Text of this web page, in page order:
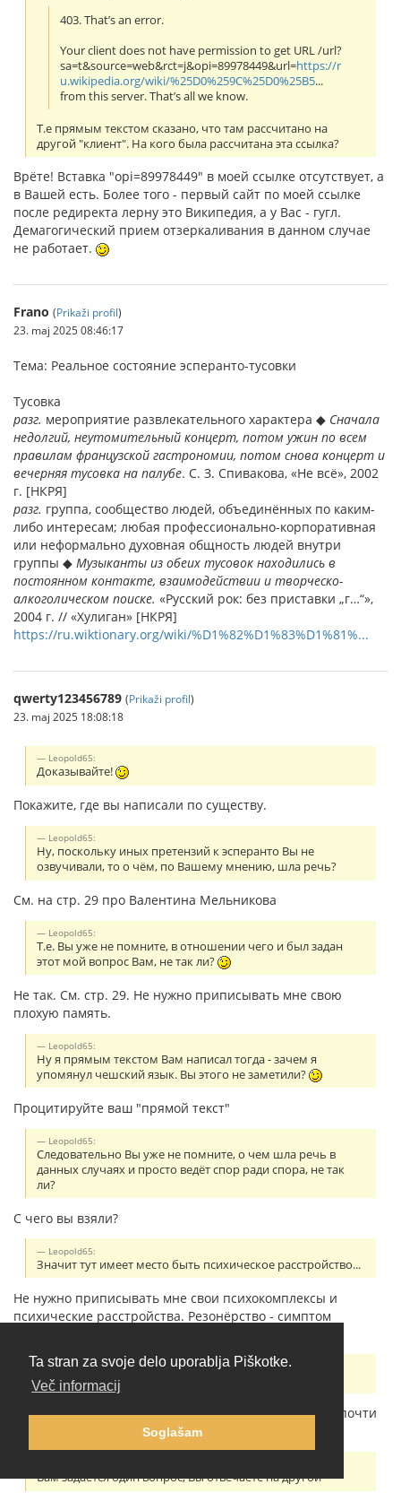
Ta stran za svoje delo uporablja Piškotke.
Več informacij
Soglašam
403. That’s an error.
Your client does not have permission to get URL /url?
sa=t&source=web&rct=j&opi=89978449&url=https://r
u.wikipedia.org/wiki/%25D0%259C%25D0%25B5...
from this server. That’s all we know.
Т.е прямым текстом сказано, что там рассчитано на
другой "клиент". На кого была рассчитана эта ссылка?
Врёте! Вставка "opi=89978449" в моей ссылке отсутствует, а
в Вашей есть. Более того - первый сайт по моей ссылке
после редиректа лерну это Википедия, а у Вас - гугл.
Демагогический прием отзеркаливания в данном случае
не работает.
Frano (Prikaži profil)
23. maj 2025 08:46:17
Тема: Реальное состояние эсперанто-тусовки
Тусовка
разг. мероприятие развлекательного характера ◆ Сначала
недолгий, неутомительный концерт, потом ужин по всем
правилам французской гастрономии, потом снова концерт и
вечерняя тусовка на палубе. С. З. Спивакова, «Не всё», 2002
г. [НКРЯ]
разг. группа, сообщество людей, объединённых по каким-
либо интересам; любая профессионально-корпоративная
или неформально духовная общность людей внутри
группы ◆ Музыканты из обеих тусовок находились в
постоянном контакте, взаимодействии и творческо-
алкоголическом поиске. «Русский рок: без приставки „г…“»,
2004 г. // «Хулиган» [НКРЯ]
https://ru.wiktionary.org/wiki/%D1%82%D1%83%D1%81%...
qwerty123456789 (Prikaži profil)
23. maj 2025 18:08:18
Leopold65:
Доказывайте!
Покажите, где вы написали по существу.
Leopold65:
Ну, поскольку иных претензий к эсперанто Вы не
озвучивали, то о чём, по Вашему мнению, шла речь?
См. на стр. 29 про Валентина Мельникова
Leopold65:
Т.е. Вы уже не помните, в отношении чего и был задан
этот мой вопрос Вам, не так ли?
Не так. См. стр. 29. Не нужно приписывать мне свою
плохую память.
Leopold65:
Ну я прямым текстом Вам написал тогда - зачем я
упомянул чешский язык. Вы этого не заметили?
Процитируйте ваш "прямой текст"
Leopold65:
Следовательно Вы уже не помните, о чем шла речь в
данных случаях и просто ведёт спор ради спора, не так
ли?
С чего вы взяли?
Leopold65:
Значит тут имеет место быть психическое расстройство...
Не нужно приписывать мне свои психокомплексы и
психические расстройства. Резонёрство - симптом
Leopold65:
Почти везде:
Сначала вы пишете про "очевидные вещи", потом "почти
везде". По существу сказать нечего?
Вам задается один вопрос, Вы отвечаете на другой